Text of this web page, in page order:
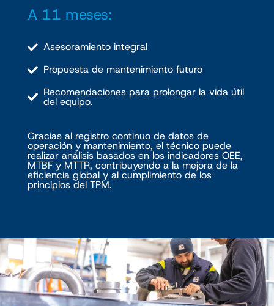
A 11 meses:
Asesoramiento integral
Propuesta de mantenimiento futuro
Recomendaciones para prolongar la vida útil
del equipo.
Gracias al registro continuo de datos de
operación y mantenimiento, el técnico puede
realizar análisis basados en los indicadores OEE,
MTBF y MTTR, contribuyendo a la mejora de la
eficiencia global y al cumplimiento de los
principios del TPM.